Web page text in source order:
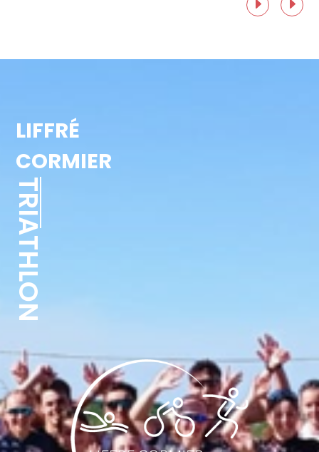
LIFFRÉ
CORMIER
TRIATHLON